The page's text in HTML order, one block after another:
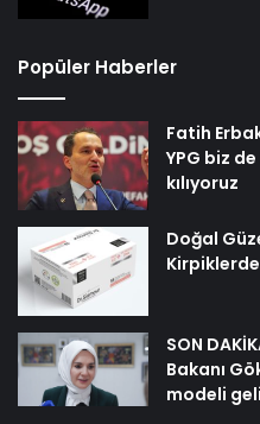
Popüler Haberler
Fatih
YPG biz
kılıyoruz
Doğal
SON
Bakanı
modeli